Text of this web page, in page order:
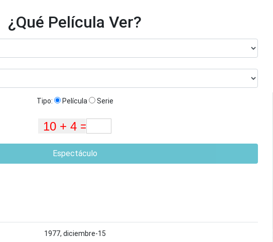
¿Qué Película Ver?
Tipo: Película Serie
Espectáculo
1977, diciembre-15